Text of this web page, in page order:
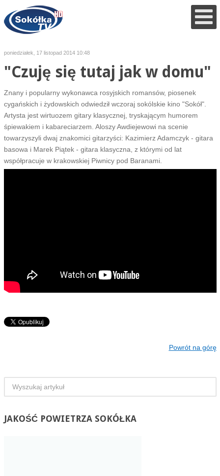
poniedziałek, 17 listopad 2014 10:48
"Czuję się tutaj jak w domu"
Znany i popularny wykonawca rosyjskich romansów, piosenek
cygańskich i żydowskich odwiedził wczoraj sokólskie kino "Sokół".
Artysta jest wirtuozem gitary klasycznej, tryskającym humorem
śpiewakiem i kabareciarzem. Aloszy Awdiejewowi na scenie
towarzyszyli dwaj znakomici gitarzyści: Kazimierz Adamczyk - gitara
basowa i Marek Piątek - gitara klasyczna, z którymi od lat
współpracuje w krakowskiej Piwnicy pod Baranami.
Powrót na górę
JAKOŚĆPOWIETRZA SOKÓŁKA